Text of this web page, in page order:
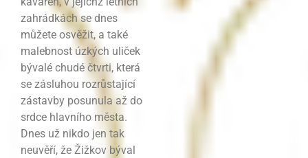
zahrádkách se dnes
můžete osvěžit, a také
malebnost úzkých uliček
bývalé chudé čtvrti, která
se zásluhou rozrůstající
zástavby posunula až do
srdce hlavního města.
Dnes už nikdo jen tak
neuvěří, že Žižkov býval